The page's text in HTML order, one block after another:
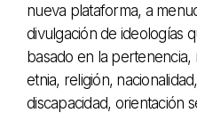
nueva plataforma, a
divulgación de ideologías
basado en la pertenencia,
etnia, religión,
discapacidad, orientación